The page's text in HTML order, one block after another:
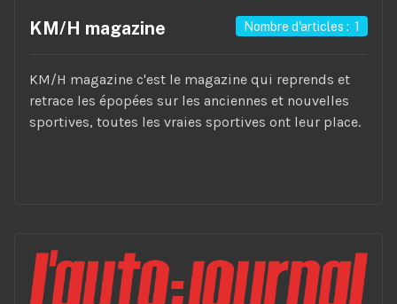
KM/H magazine Nombre d'articles : 1
KM/H magazine c'est le magazine qui reprends et
retrace les épopées sur les anciennes et nouvelles
sportives, toutes les vraies sportives ont leur place.